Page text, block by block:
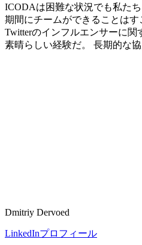
ICODAは困難な状況でも私た
期間にチームができることはす
Twitterのインフルエンサーに関
素晴らしい経験だ。 長期的な協
Dmitriy Dervoed
LinkedInプロフィール